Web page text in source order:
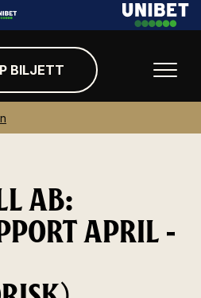
BILJETT
AB:
APRIL -